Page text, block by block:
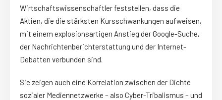
Wirtschaftswissenschaftler feststellen, dass die
Aktien, die die stärksten Kursschwankungen aufweisen,
mit einem explosionsartigen Anstieg der Google-Suche,
der Nachrichtenberichterstattung und der Internet-
Debatten verbunden sind.
Sie zeigen auch eine Korrelation zwischen der Dichte
sozialer Mediennetzwerke – also Cyber-Tribalismus – und